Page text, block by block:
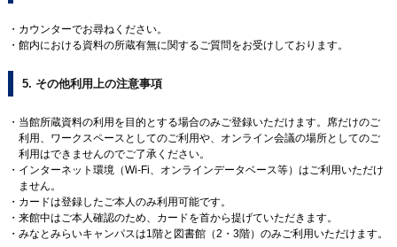
カウンターでお尋ねください。
館内における資料の所蔵有無に関するご質問をお受けしております。
5. その他利用上の注意事項
当館所蔵資料の利用を目的とする場合のみご登録いただけます。席だけのご
利用、ワークスペースとしてのご利用や、オンライン会議の場所としてのご
利用はできませんのでご了承ください。
インターネット環境（Wi-Fi、オンラインデータベース等）はご利用いただけ
ません。
カードは登録したご本人のみ利用可能です。
来館中はご本人確認のため、カードを首から提げていただきます。
みなとみらいキャンパスは1階と図書館（2・3階）のみご利用いただけます。